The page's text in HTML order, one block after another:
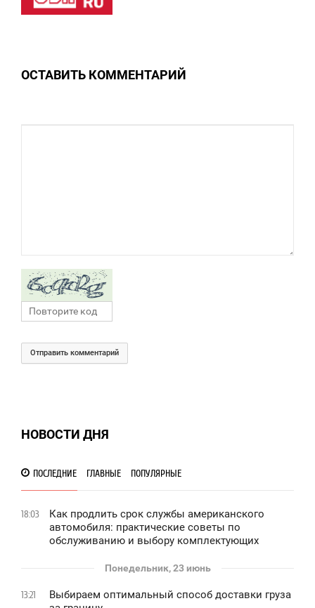
ОСТАВИТЬ КОММЕНТАРИЙ
Отправить комментарий
НОВОСТИ ДНЯ
ПОСЛЕДНИЕ ГЛАВНЫЕ ПОПУЛЯРНЫЕ
18:03
Как продлить срок службы американского
автомобиля: практические советы по
обслуживанию и выбору комплектующих
Понедельник, 23 июнь
13:21
Выбираем оптимальный способ доставки груза